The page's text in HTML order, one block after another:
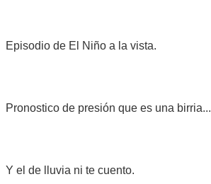
Episodio de El Niño a la vista.
Pronostico de presión que es una birria...
Y el de lluvia ni te cuento.